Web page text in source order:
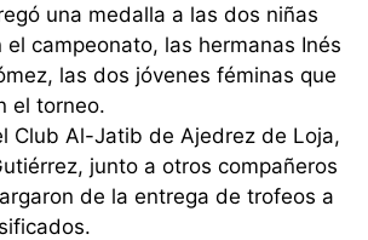
una medalla a las dos niñas
campeonato, las hermanas Inés
las dos jóvenes féminas que
el torneo.
Club Al-Jatib de Ajedrez de Loja,
junto a otros compañeros
de la entrega de trofeos a